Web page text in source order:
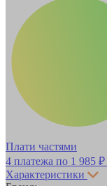
Плати частями
4 платежа по 1 985 ₽
Характеристики